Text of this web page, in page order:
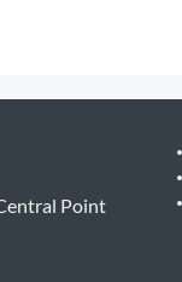
Point